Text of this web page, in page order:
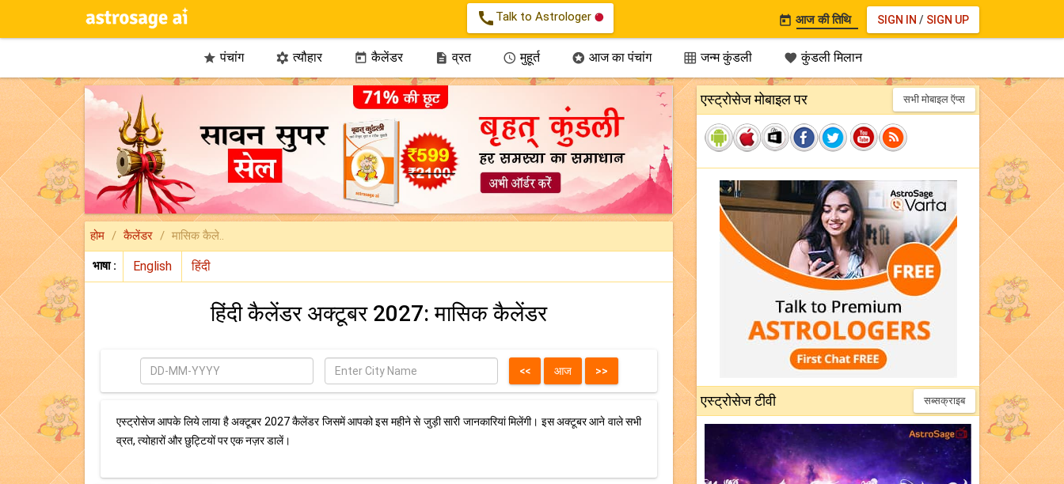
call Talk to Astrologer SIGN IN / SIGN UP
 आज की तिथि
 पंचांग  त्यौहार  कैलेंडर  व्रत  मुहूर्त  आज का पंचांग  जन्म कुंडली  कुंडली मिलान
होम कैलेंडर मासिक कैले..
भाषा :
हिंदी कैलेंडर अक्टूबर 2027: मासिक कैलेंडर
दिनांक
स्थान
भरें
एस्ट्रोसेज आपके लिये लाया है अक्टूबर 2027 कैलेंडर जिसमें आपको इस महीने से जुड़ी सारी जानकारियां मिलेंगी। इस अक्टूबर आने वाले सभी
व्रत, त्योहारों और छुट्टियों पर एक नज़र डालें।
एस्ट्रोसेज मोबाइल पर सभी मोबाइल ऍप्स
एस्ट्रोसेज टीवी सब्सक्राइब